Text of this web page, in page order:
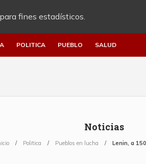
fines estadísticos.
POLITICA PUEBLO SALUD
Noticias
Politica Pueblos en lucha Lenin, a